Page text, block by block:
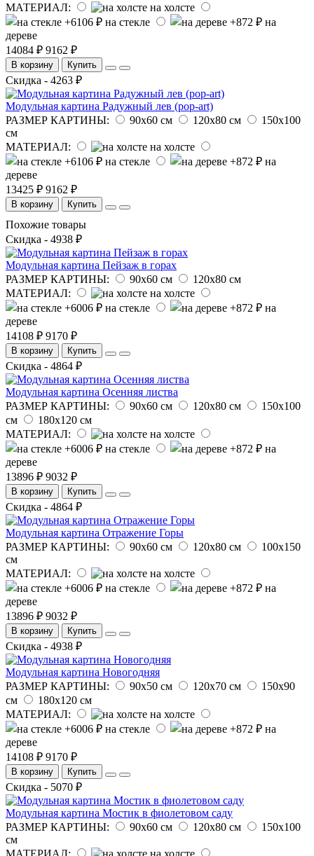
МАТЕРИАЛ:
на холсте
на стекле
на
дереве
14084 ₽ 9162 ₽
В корзину Купить
Скидка - 4263 ₽
Модульная картина Радужный лев (pop-art)
РАЗМЕР КАРТИНЫ:
90х60 см 120х80 см
150х100
см
МАТЕРИАЛ:
на холсте
на стекле
на
дереве
13425 ₽ 9162 ₽
В корзину Купить
Похожие товары
Скидка - 4938 ₽
Модульная картина Пейзаж в горах
РАЗМЕР КАРТИНЫ:
90х60 см
120х80 см
МАТЕРИАЛ:
на холсте
на стекле
на
дереве
14108 ₽ 9170 ₽
В корзину Купить
Скидка - 4864 ₽
Модульная картина Осенняя листва
РАЗМЕР КАРТИНЫ:
90х60 см 120х80 см
150х100
см
180х120 см
МАТЕРИАЛ:
на холсте
на стекле
на
дереве
13896 ₽ 9032 ₽
В корзину Купить
Скидка - 4864 ₽
Модульная картина Отражение Горы
РАЗМЕР КАРТИНЫ:
90х60 см 120х80 см
100х150
см
МАТЕРИАЛ:
на холсте
на стекле
на
дереве
13896 ₽ 9032 ₽
В корзину Купить
Скидка - 4938 ₽
Модульная картина Новогодняя
РАЗМЕР КАРТИНЫ:
90х50 см 120х70 см
150х90
см
180х120 см
МАТЕРИАЛ:
на холсте
на стекле
на
дереве
14108 ₽ 9170 ₽
В корзину Купить
Скидка - 5070 ₽
Модульная картина Мостик в фиолетовом саду
РАЗМЕР КАРТИНЫ:
90х60 см 120х80 см
150х100
см
МАТЕРИАЛ:
на холсте